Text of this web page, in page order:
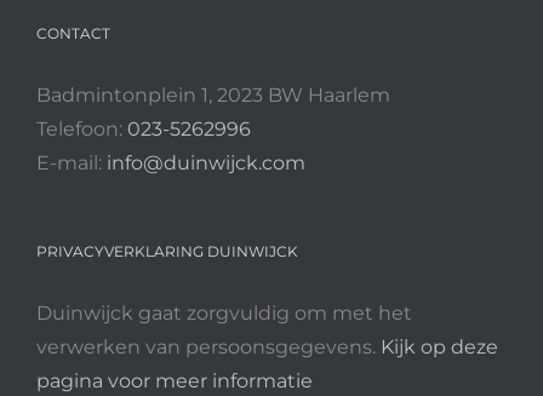
CONTACT
Badmintonplein 1, 2023 BW Haarlem
Telefoon: 023-5262996
E-mail: info@duinwijck.com
PRIVACYVERKLARING DUINWIJCK
Duinwijck gaat zorgvuldig om met het
verwerken van persoonsgegevens. Kijk op deze
pagina voor meer informatie